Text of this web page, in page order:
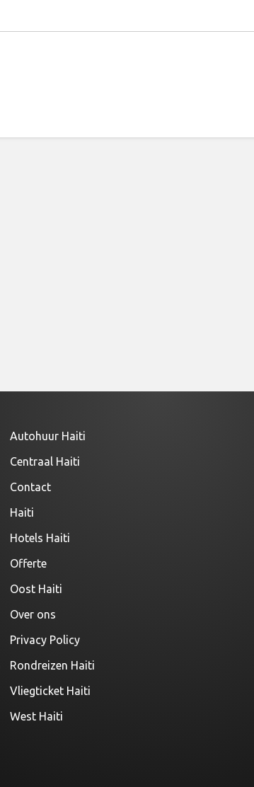
Autohuur Haiti
Centraal Haiti
Contact
Haiti
Hotels Haiti
Offerte
Oost Haiti
Over ons
Privacy Policy
Rondreizen Haiti
Vliegticket Haiti
West Haiti